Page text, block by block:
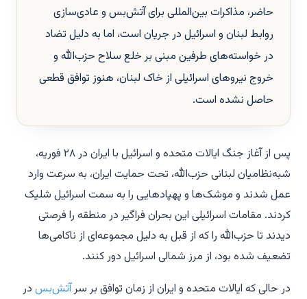
حاضر، مذاکرات بین‌المللی برای آتش‌بس و عادی‌سازی
روابط لبنان و اسرائیل در جریان است، اما به دلیل تضاد
در خواسته‌های طرفین مبنی بر خلع سلاح حزب‌الله و
خروج نیروهای اسرائیلی از خاک لبنان، هنوز توافق قطعی
حاصل نشده است.
پس از آغاز جنگ ایالات متحده و اسرائیل با ایران در ۲۸ فوریه،
شبه‌نظامیان لبنانی حزب‌الله، تحت حمایت ایران، به سرعت وارد
عمل شدند و موشک‌ها و پهپادهایی را به سمت اسرائیل شلیک
کردند. مقامات اسرائیلی این بحران فراگیر در منطقه را فرصتی
دیدند تا حزب‌الله را که از قبل به دلیل مجموعه‌ای از ناکامی‌ها
تضعیف شده بود، از مرز شمالی اسرائیل دور کنند.
در حالی که ایالات متحده و ایران از زمان توافق بر سرآتش‌بس در